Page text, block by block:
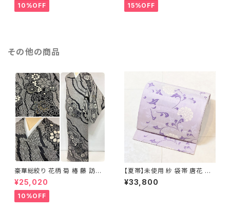
10%OFF 15%OFF
その他の商品
豪華総絞り 花柄 菊 椿 藤 訪問
着 鹿の子絞り ラメ 正絹 黒 白
グレー 1435
¥25,020
10%OFF
【夏帯】未使用 紗 袋帯 唐花 正
絹 紫 白 淡藤色 729
¥33,800